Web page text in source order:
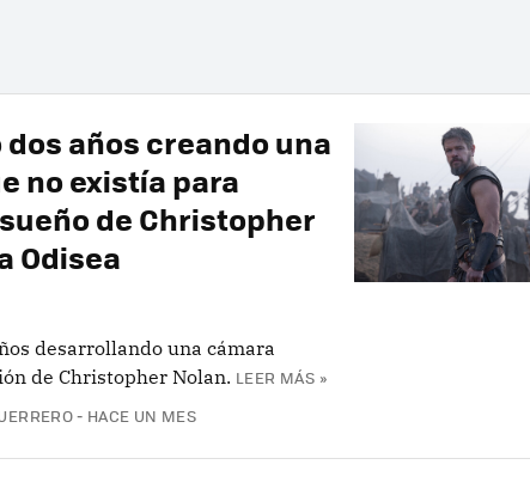
dos años creando una
no existía para
de Christopher
Odisea
desarrollando una cámara
de Christopher Nolan. LEER MÁS »
HACE UN MES